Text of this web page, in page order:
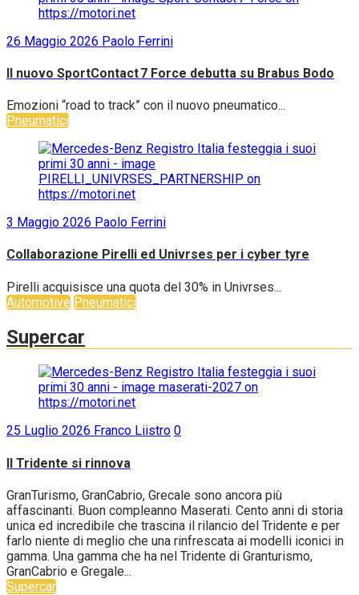
26 Maggio 2026 Paolo Ferrini
Il nuovo SportContact 7 Force debutta su Brabus Bodo
Emozioni “road to track” con il nuovo pneumatico...
Pneumatici
3 Maggio 2026 Paolo Ferrini
Collaborazione Pirelli ed Univrses per i cyber tyre
Pirelli acquisisce una quota del 30% in Univrses...
Automotive Pneumatici
Supercar
25 Luglio 2026 Franco Liistro 0
Il Tridente si rinnova
GranTurismo, GranCabrio, Grecale sono ancora più
affascinanti. Buon compleanno Maserati. Cento anni di storia
unica ed incredibile che trascina il rilancio del Tridente e per
farlo niente di meglio che una rinfrescata ai modelli iconici in
gamma. Una gamma che ha nel Tridente di Granturismo,
GranCabrio e Gregale...
Supercar